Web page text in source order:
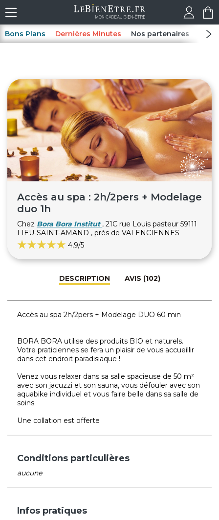
Bons Plans Dernières Minutes Nos partenaires Spas
Accès au spa : 2h/2pers + Modelage
duo 1h
Chez Bora Bora Institut , 21C rue Louis pasteur 59111
LIEU-SAINT-AMAND , près de VALENCIENNES
4,9/5
DESCRIPTION AVIS (102)
Accès au spa 2h/2pers + Modelage DUO 60 min
BORA BORA utilise des produits BIO et naturels.
Votre praticiennes se fera un plaisir de vous accueillir
dans cet endroit paradisiaque !
Venez vous relaxer dans sa salle spacieuse de 50 m²
avec son jacuzzi et son sauna, vous défouler avec son
aquabike individuel et vous faire belle dans sa salle de
soins.
Une collation est offerte
Conditions particulières
aucune
Infos pratiques